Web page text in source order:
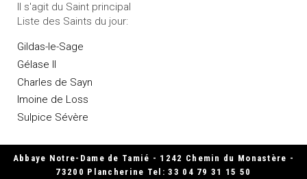
Il s'agit du Saint principal
Liste des Saints du jour:
Gildas-le-Sage
Gélase II
Charles de Sayn
Imoine de Loss
Sulpice Sévère
Abbaye Notre-Dame de Tamié - 1242 Chemin du Monastère -
73200 Plancherine Tel: 33 04 79 31 15 50